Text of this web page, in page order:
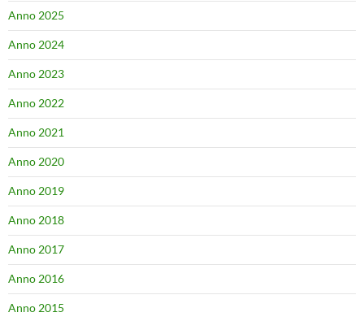
Anno 2025
Anno 2024
Anno 2023
Anno 2022
Anno 2021
Anno 2020
Anno 2019
Anno 2018
Anno 2017
Anno 2016
Anno 2015